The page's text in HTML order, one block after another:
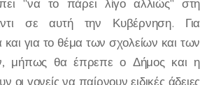
"να το πάρει λίγο αλλιώς" στη
σε αυτή την Κυβέρνηση. Για
για το θέμα των σχολείων και των
μήπως θα έπρεπε ο Δήμος και η
γονείς να παίρνουν ειδικές άδειες